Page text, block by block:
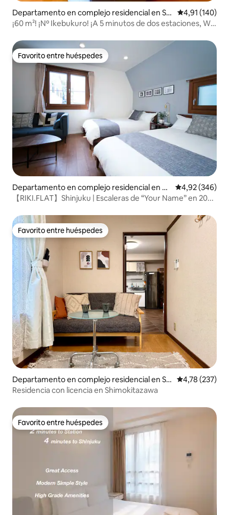
Departamento en complejo residencial en Shi
njuku
Calificación
4,91 (140)
¡60 m²! ¡Nº Ikebukuro! ¡A 5 minutos de dos estaciones, Wi-
Favorito entre huéspedes
Favorito entre huéspedes
Departamento en complejo residencial en Sh
injuku
Calificación
4,92 (346)
【RIKI.FLAT】Shinjuku | Escaleras de “Your Name” en 20...
Favorito entre huéspedes
Favorito entre huéspedes
Departamento en complejo residencial en Se
tagaya
Calificación
4,78 (237)
Residencia con licencia en Shimokitazawa
Favorito entre huéspedes
Favorito entre huéspedes